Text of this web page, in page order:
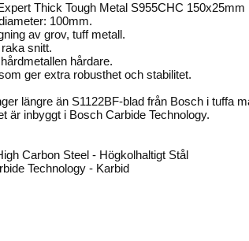
Thick Tough Metal S955CHC
100mm.
av grov, tuff metall.
snitt.
hårdare.
ger extra robusthet och stabilitet.
längre än S1122BF-blad från Bosch i tuffa
är inbyggt i Bosch Carbide Technology.
Carbon Steel - Högkolhaltigt Stål
Technology - Karbid